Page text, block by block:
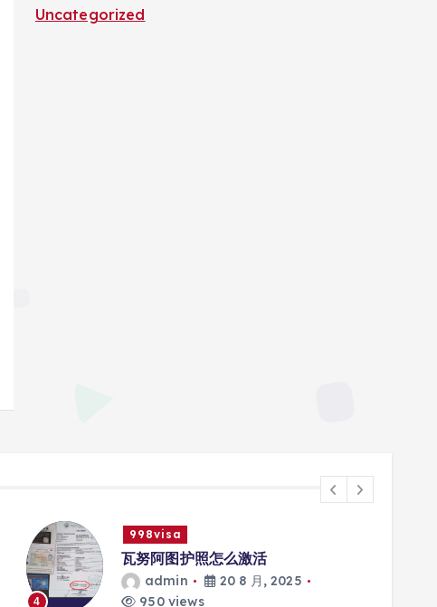
Uncategorized
4
998visa
瓦努阿图护照怎么激活
admin
20 8 月, 2025
950 views